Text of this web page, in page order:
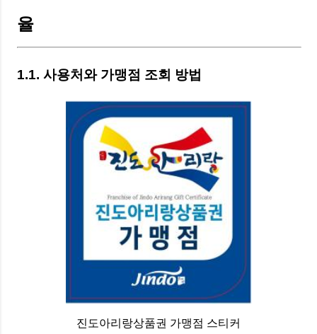
율
1.1. 사용처와 가맹점 조회 방법
진도아리랑상품권 가맹점 스티커